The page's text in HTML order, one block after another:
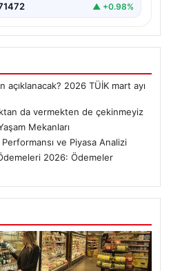
▲ +0.98%
2026 TÜİK mart ayı
da vermekten de çekinmeyiz
Mekanları
Performansı ve Piyasa Analizi
2026: Ödemeler